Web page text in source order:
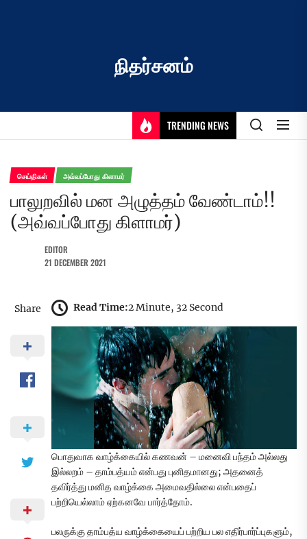
நிதர்சனம்
TRENDING NEWS
செய்திகள் அவ்வப்போது கிளாமர்
பாலுறவில் மன அழுத்தம் வேண்டாம்!!
(அவ்வப்போது கிளாமர்)
EDITOR
21 DECEMBER 2021
Share Read Time:2 Minute, 32 Second
பொதுவாக வாழ்க்கையில் கணவன் – மனைவி பந்தம் அல்லது
இல்லறம் – தாம்பத்யம் என்பது புனிதமானது; அதனைத்
தவிர்த்து மனித வாழ்க்கை அமைவதில்லை என்பதைப்
பற்றியெல்லாம் ஏற்கனவே பார்த்தோம்.
பலருக்கு தாம்பத்ய வாழ்க்கையைப் பற்றிய பல எதிர்பார்ப்புகளும்,